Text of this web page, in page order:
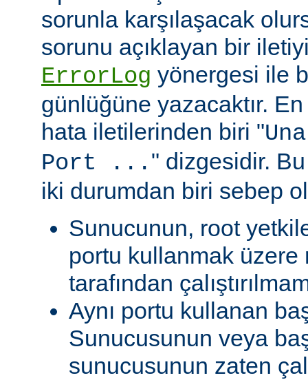
sorunla karşılaşacak
sorunu açıklayan bir
ErrorLog yönergesi ile
günlüğüne yazacaktır. En
hata iletilerinden biri "
Port ... " dizgesidir.
iki durumdan biri sebep
Sunucunun, root
portu kullanmak üzere
tarafından
Aynı portu kullanan
Sunucusunun veya
sunucusunun zaten